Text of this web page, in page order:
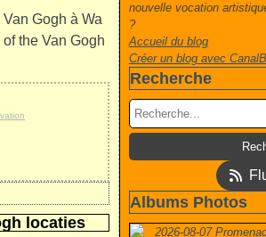
Gogh à Wa
the Van Gogh
locaties
nouvelle vocation
?
Accueil du blog
Créer un blog avec
Recherche
Albums Photos